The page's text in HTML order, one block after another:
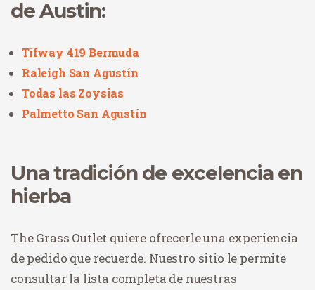
de Austin:
Tifway 419 Bermuda
Raleigh San Agustín
Todas las Zoysias
Palmetto San Agustín
Una tradición de excelencia en
hierba
The Grass Outlet quiere ofrecerle una experiencia
de pedido que recuerde. Nuestro sitio le permite
consultar la lista completa de nuestras